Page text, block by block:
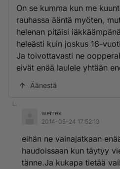
On se kumma kun me
rauhassa ääntä myöten,
helenan pitäisi
heleästi kuin joskus 18-
Ja toivottavasti ne
eivät enää laulele yhtään
Äänestä
werrex
2014-05-24 17:52:13
eihän ne vainajatkaan
haudoissaan kun täytyy
tänne.Ja kukapa tietää